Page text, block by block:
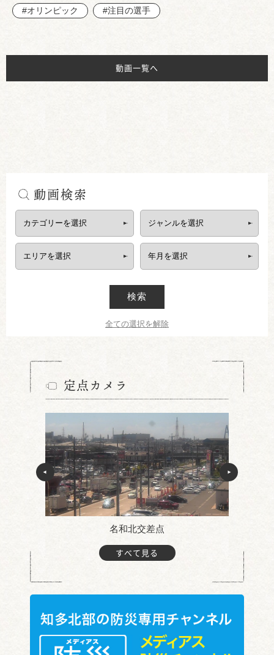
#オリンピック #注目の選手
動画一覧へ
動画検索
検索
全ての選択を解除
定点カメラ
名和北交差点
すべて見る